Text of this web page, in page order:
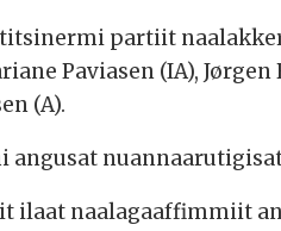
partiit
Paviasen (IA), Jørgen
(A).
ilaat naalagaaffimmiit